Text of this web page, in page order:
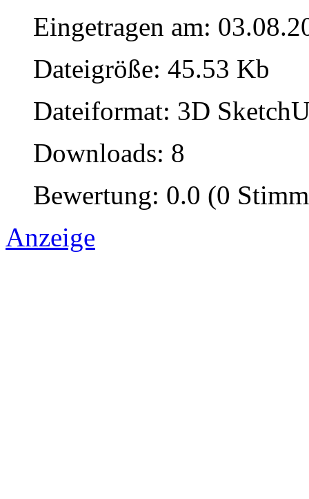
Eingetragen am:
Dateigröße: 45.53 Kb
Dateiformat: 3D
Downloads: 8
Bewertung: 0.0 (0
Anzeige